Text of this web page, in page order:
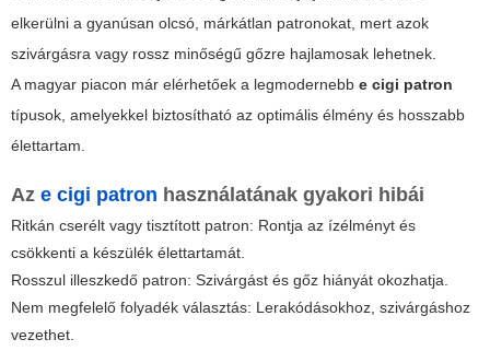
elkerülni a gyanúsan olcsó, márkátlan patronokat, mert azok
szivárgásra vagy rossz minőségű gőzre hajlamosak lehetnek.
A magyar piacon már elérhetőek a legmodernebb e cigi patron
típusok, amelyekkel biztosítható az optimális élmény és hosszabb
élettartam.
Az e cigi patron használatának gyakori hibái
Ritkán cserélt vagy tisztított patron: Rontja az ízélményt és
csökkenti a készülék élettartamát.
Rosszul illeszkedő patron: Szivárgást és gőz hiányát okozhatja.
Nem megfelelő folyadék választás: Lerakódásokhoz, szivárgáshoz
vezethet.